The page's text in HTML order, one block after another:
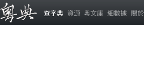
查字典 資源 粵文庫 細數據 關